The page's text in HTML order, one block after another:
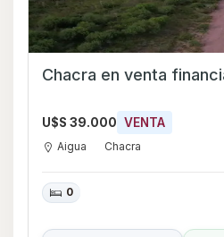
Chacra en
U$S 39.000 VENTA
Aigua Chacra
0